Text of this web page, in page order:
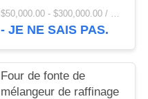
fusion de soufflement
inférieur
$50,000.00 - $300,000.00 / Set MOQ:1 ensemble/ensembles
- JE NE SAIS PAS.
Four de fonte de
mélangeur de raffinage